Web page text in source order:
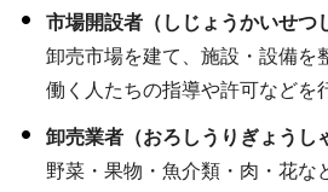
市場開設者（しじょうかいせつ
卸売市場を建て、施設・設備を
働く人たちの指導や許可などを
卸売業者（おろしうりぎょうし
野菜・果物・魚介類・肉・花な